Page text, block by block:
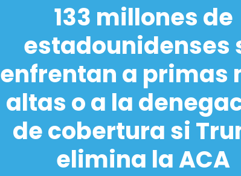
133 millones de
estadounidenses
enfrentan a primas
altas o a la
de cobertura si
elimina la ACA